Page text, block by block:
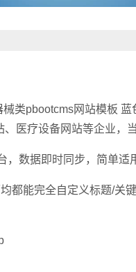
类pbootcms网站模板
医疗设备网站等企业，
，数据即时同步，简单适
都能完全自定义标题/关